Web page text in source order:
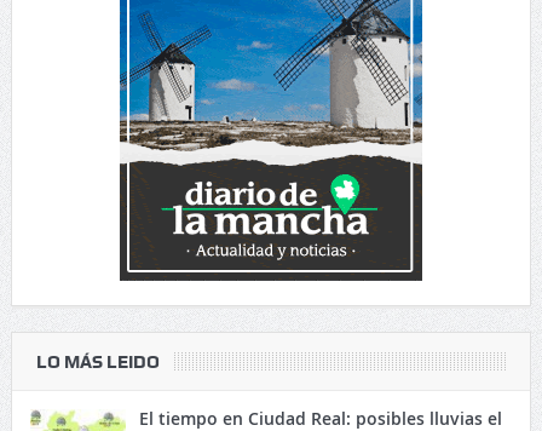
LO MÁS LEIDO
El tiempo en Ciudad Real: posibles lluvias el